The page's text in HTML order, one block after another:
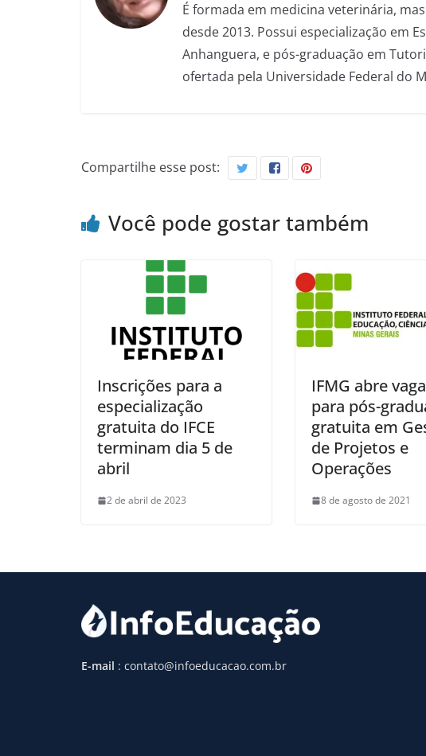
É formada em medicina veterinária,
desde 2013. Possui especialização em
Anhanguera, e pós-graduação em
ofertada pela Universidade Federal do
Compartilhe esse post:
Você pode gostar também
Inscrições para a
especialização
gratuita do IFCE
terminam dia 5 de
abril
2 de abril de 2023
IFMG abre
para pós-
gratuita em
de Projetos e
Operações
8 de agosto de 2021
E-mail : contato@infoeducacao.com.br